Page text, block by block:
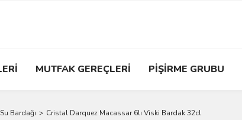
MUTFAK GEREÇLERİ PİŞİRME GRUBU
Su Bardağı Cristal Darquez Macassar 6lı Viski Bardak 32cl